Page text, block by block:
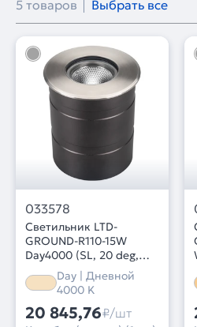
5 товаров Выбрать все
033578
Светильник LTD-
GROUND-R110-15W
Day4000 (SL, 20 deg,
230V) (Arlight, IP67
Металл, 3 года)
Day | Дневной
4000 K
20 845,76₽/шт